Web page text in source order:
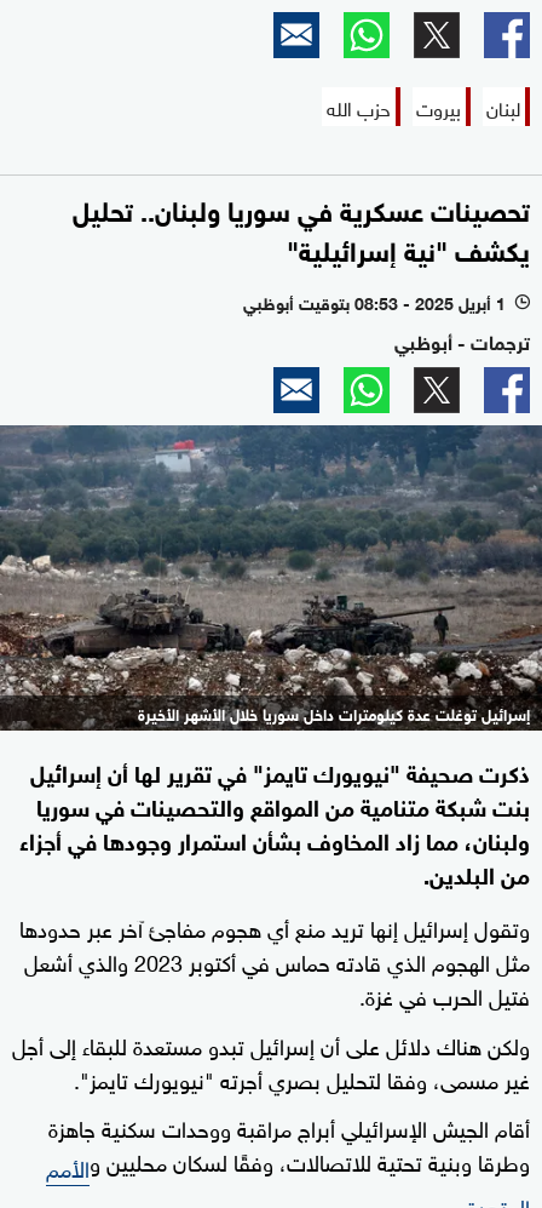
لبنان بيروت حزب الله
تحصينات عسكرية في سوريا ولبنان.. تحليل
يكشف "نية إسرائيلية"
l 1 أبريل 2025 - 08:53 بتوقيت أبوظبي
ترجمات - أبوظبي
إسرائيل توغلت عدة كيلومترات داخل سوريا خلال الأشهر الأخيرة
ذكرت صحيفة "نيويورك تايمز" في تقرير لها أن إسرائيل
بنت شبكة متنامية من المواقع والتحصينات في سوريا
ولبنان، مما زاد المخاوف بشأن استمرار وجودها في أجزاء
من البلدين.
وتقول إسرائيل إنها تريد منع أي هجوم مفاجئ آخر عبر حدودها
مثل الهجوم الذي قادته حماس في أكتوبر 2023 والذي أشعل
فتيل الحرب في غزة.
ولكن هناك دلائل على أن إسرائيل تبدو مستعدة للبقاء إلى أجل
غير مسمى، وفقا لتحليل بصري أجرته "نيويورك تايمز".
أقام الجيش الإسرائيلي أبراج مراقبة ووحدات سكنية جاهزة
وطرقا وبنية تحتية للاتصالات، وفقًا لسكان محليين والأمم
.